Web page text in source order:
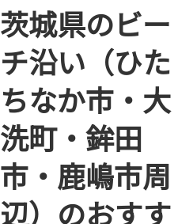
茨城県のビー
チ沿い（ひた
ちなか市・大
洗町・鉾田
市・鹿嶋市周
辺）のおすす